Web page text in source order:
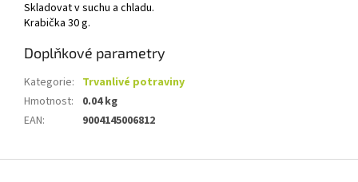
Skladovat v suchu a chladu.
Krabička 30 g.
Doplňkové parametry
Kategorie: Trvanlivé potraviny
Hmotnost:
0.04 kg
EAN: 9004145006812